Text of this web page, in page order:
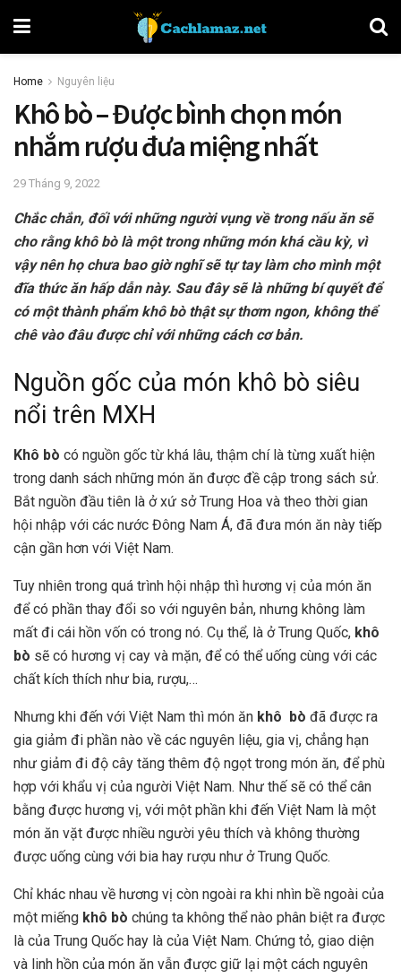
Home Nguyên liệu
Khô bò – Được bình chọn món
nhắm rượu đưa miệng nhất
29 Tháng 9, 2022
Chắc chắn, đối với những người vụng về trong nấu ăn sẽ
cho rằng khô bò là một trong những món khá cầu kỳ, vì
vậy nên họ chưa bao giờ nghĩ sẽ tự tay làm cho mình một
đĩa thức ăn hấp dẫn này. Sau đây sẽ là những bí quyết để
có một thành phẩm khô bò thật sự thơm ngon, không thể
chê vào đâu được chỉ với những cách cơ bản.
Nguồn gốc của món khô bò siêu
nổi trên MXH
Khô bò có nguồn gốc từ khá lâu, thậm chí là từng xuất hiện
trong danh sách những món ăn được đề cập trong sách sử.
Bắt nguồn đầu tiên là ở xứ sở Trung Hoa và theo thời gian
hội nhập với các nước Đông Nam Á, đã đưa món ăn này tiếp
cận gần hơn với Việt Nam.
Tuy nhiên trong quá trình hội nhập thì hương vị của món ăn
để có phần thay đổi so với nguyên bản, nhưng không làm
mất đi cái hồn vốn có trong nó. Cụ thể, là ở Trung Quốc, khô
bò sẽ có hương vị cay và mặn, để có thể uống cùng với các
chất kích thích như bia, rượu,…
Nhưng khi đến với Việt Nam thì món ăn khô bò đã được ra
gia giảm đi phần nào về các nguyên liệu, gia vị, chẳng hạn
như giảm đi độ cây tăng thêm độ ngọt trong món ăn, để phù
hợp với khẩu vị của người Việt Nam. Như thế sẽ có thể cân
bằng được hương vị, với một phần khi đến Việt Nam là một
món ăn vặt được nhiều người yêu thích và không thường
được uống cùng với bia hay rượu như ở Trung Quốc.
Chỉ khác nhau về hương vị còn ngoài ra khi nhìn bề ngoài của
một miếng khô bò chúng ta không thể nào phân biệt ra được
là của Trung Quốc hay là của Việt Nam. Chứng tỏ, giao diện
và linh hồn của món ăn vẫn được giữ lại một cách nguyên